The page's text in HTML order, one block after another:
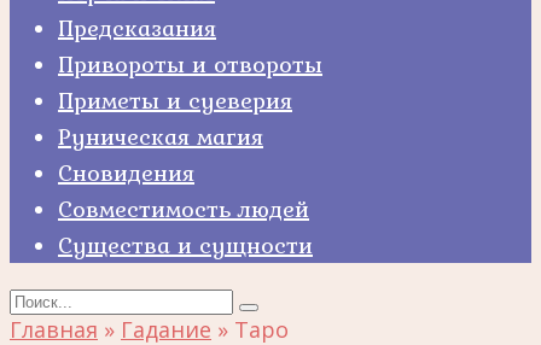
Предсказания
Привороты и отвороты
Приметы и суеверия
Руническая магия
Сновидения
Совместимость людей
Существа и сущности
Search
for:
Главная » Гадание » Таро